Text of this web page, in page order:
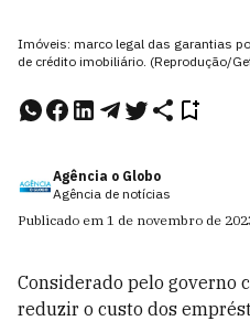
Imóveis: marco legal das garantias
de crédito imobiliário. (Reprodução/
Agência o Globo
Agência de notícias
Publicado em 1 de novembro de
Considerado pelo governo
reduzir o custo dos